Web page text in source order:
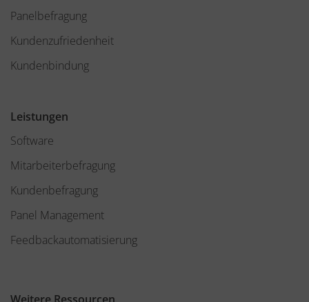
Panelbefragung
Kundenzufriedenheit
Kundenbindung
Leistungen
Software
Mitarbeiterbefragung
Kundenbefragung
Panel Management
Feedbackautomatisierung